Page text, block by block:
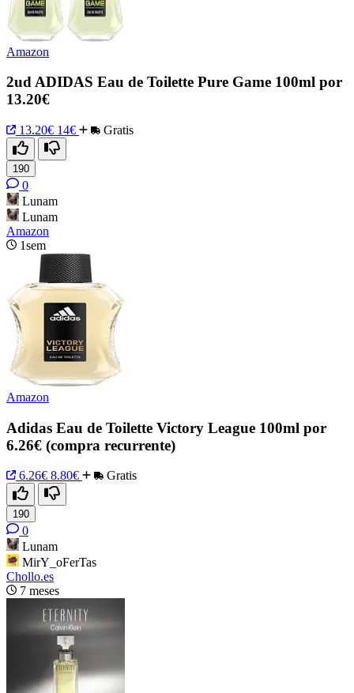
Amazon
2ud ADIDAS Eau de Toilette Pure Game 100ml por
13.20€
13.20€ 14€ Gratis
190
0
Lunam
Lunam
Amazon
1sem
Amazon
Adidas Eau de Toilette Victory League 100ml por
6.26€ (compra recurrente)
6.26€ 8.80€ Gratis
190
0
Lunam
MirY_oFerTas
Chollo.es
7 meses